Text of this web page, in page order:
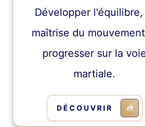
Développer l'équilibre,
maîtrise du
progresser sur la
martiale.
DÉCOUVRIR